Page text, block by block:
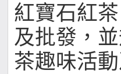
紅寶石紅
及批發，
茶趣味活